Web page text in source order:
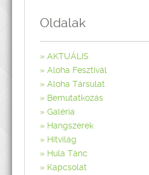
Oldalak
AKTUÁLIS
Aloha Fesztivál
Aloha Társulat
Bemutatkozás
Galéria
Hangszerek
Hitvilág
Hula Tánc
Kapcsolat